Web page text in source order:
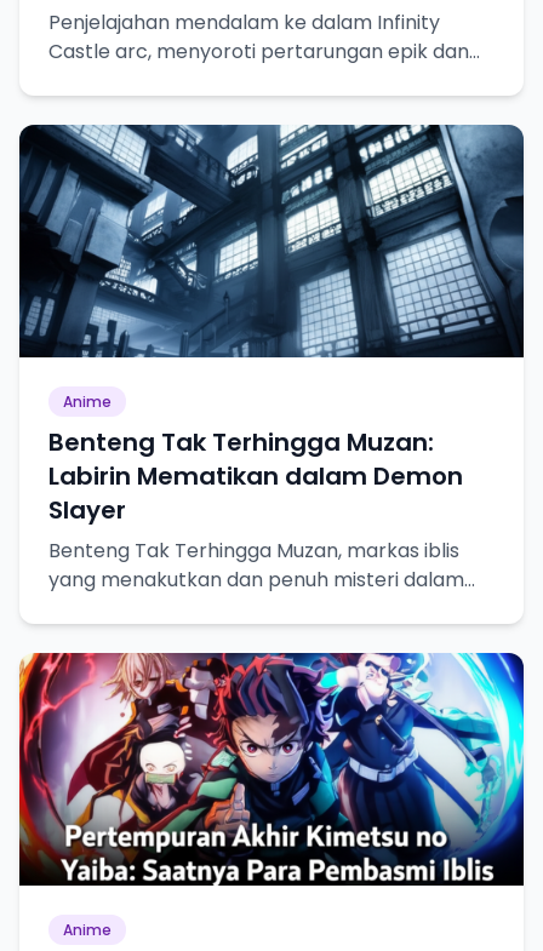
Penjelajahan mendalam ke dalam Infinity
Castle arc, menyoroti pertarungan epik dan
Anime
Benteng Tak Terhingga Muzan:
Labirin Mematikan dalam Demon
Slayer
Benteng Tak Terhingga Muzan, markas iblis
yang menakutkan dan penuh misteri dalam
Anime